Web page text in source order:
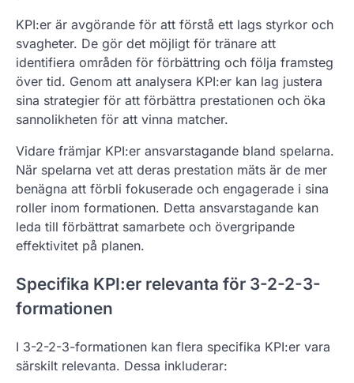
KPI:er är avgörande för att förstå ett lags styrkor och
svagheter. De gör det möjligt för tränare att
identifiera områden för förbättring och följa framsteg
över tid. Genom att analysera KPI:er kan lag justera
sina strategier för att förbättra prestationen och öka
sannolikheten för att vinna matcher.
Vidare främjar KPI:er ansvarstagande bland spelarna.
När spelarna vet att deras prestation mäts är de mer
benägna att förbli fokuserade och engagerade i sina
roller inom formationen. Detta ansvarstagande kan
leda till förbättrat samarbete och övergripande
effektivitet på planen.
Specifika KPI:er relevanta för 3-2-2-3-
formationen
I 3-2-2-3-formationen kan flera specifika KPI:er vara
särskilt relevanta. Dessa inkluderar: